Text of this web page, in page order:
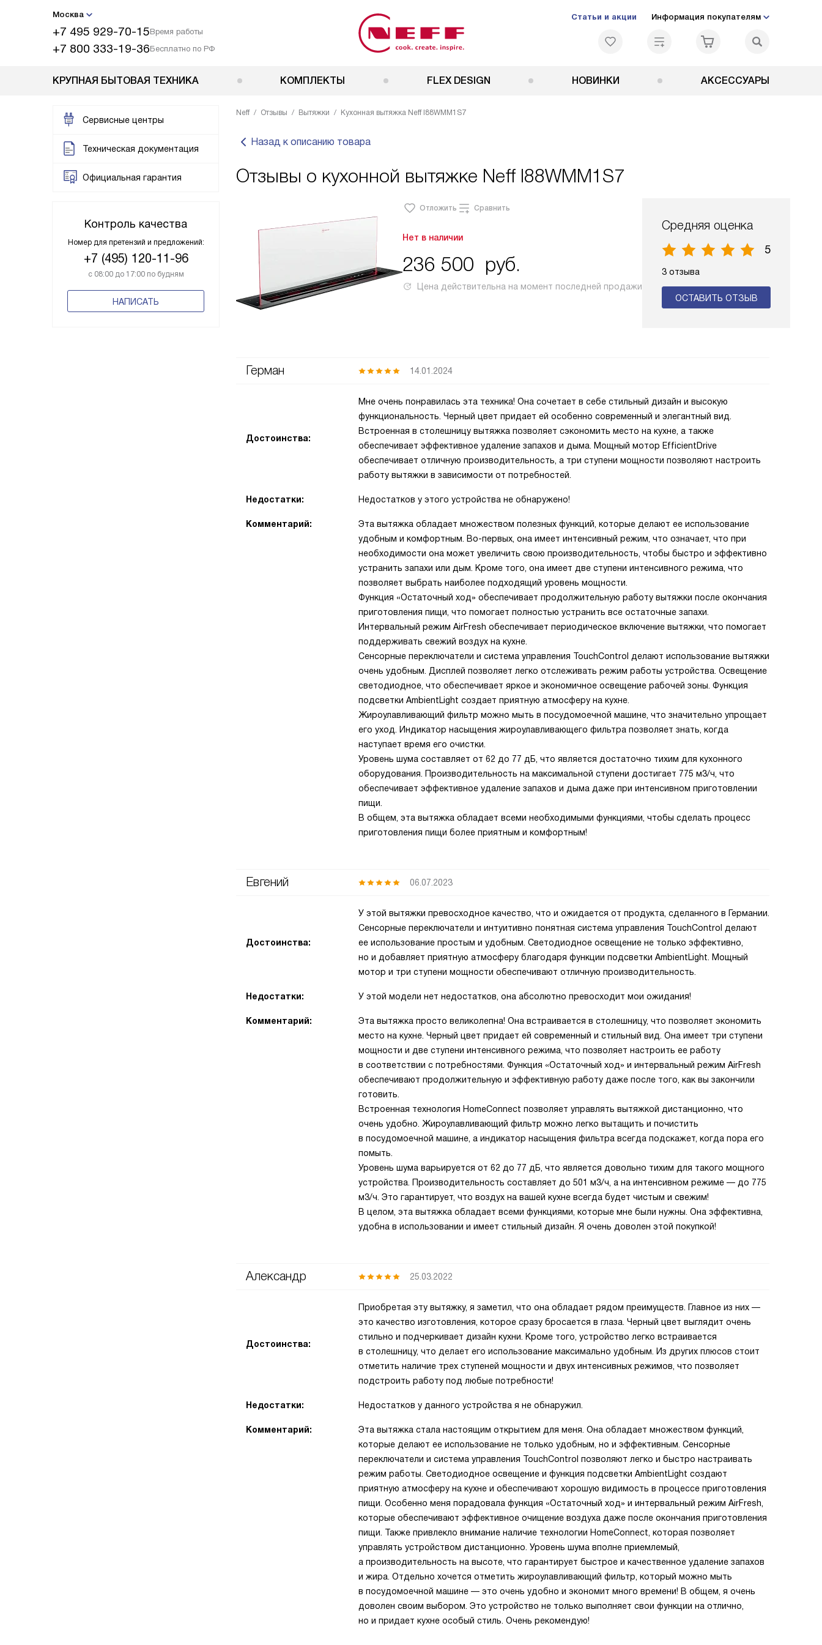
Москва
+7 495 929-70-15Время работы
+7 800 333-19-36Бесплатно по РФ
Статьи и акции Информация покупателям
КРУПНАЯ БЫТОВАЯ ТЕХНИКА КОМПЛЕКТЫ FLEX DESIGN НОВИНКИ АКСЕССУАРЫ
Сервисные центры
Техническая документация
Официальная гарантия
Контроль качества
Номер для претензий и предложений:
+7 (495) 120-11-96
с 08:00 до 17:00 по будням
НАПИСАТЬ
Neff Отзывы Вытяжки Кухонная вытяжка Neff I88WMM1S7
Назад к описанию товара
Отзывы о кухонной вытяжке Neff I88WMM1S7
Отложить Сравнить
Нет в наличии
236 500 руб.
Цена действительна на момент последней продажи
Средняя оценка
5
3 отзыва
ОСТАВИТЬ ОТЗЫВ
Герман 14.01.2024
Достоинства:
Мне очень понравилась эта техника! Она сочетает в себе стильный дизайн и высокую
функциональность. Черный цвет придает ей особенно современный и элегантный вид.
Встроенная в столешницу вытяжка позволяет сэкономить место на кухне, а также
обеспечивает эффективное удаление запахов и дыма. Мощный мотор EfficientDrive
обеспечивает отличную производительность, а три ступени мощности позволяют настроить
работу вытяжки в зависимости от потребностей.
Недостатки: Недостатков у этого устройства не обнаружено!
Комментарий:
Эта вытяжка обладает множеством полезных функций, которые делают ее использование
удобным и комфортным. Во-первых, она имеет интенсивный режим, что означает, что при
необходимости она может увеличить свою производительность, чтобы быстро и эффективно
устранить запахи или дым. Кроме того, она имеет две ступени интенсивного режима, что
позволяет выбрать наиболее подходящий уровень мощности.
Функция «Остаточный ход» обеспечивает продолжительную работу вытяжки после окончания
приготовления пищи, что помогает полностью устранить все остаточные запахи.
Интервальный режим AirFresh обеспечивает периодическое включение вытяжки, что помогает
поддерживать свежий воздух на кухне.
Сенсорные переключатели и система управления TouchControl делают использование вытяжки
очень удобным. Дисплей позволяет легко отслеживать режим работы устройства. Освещение
светодиодное, что обеспечивает яркое и экономичное освещение рабочей зоны. Функция
подсветки AmbientLight создает приятную атмосферу на кухне.
Жироулавливающий фильтр можно мыть в посудомоечной машине, что значительно упрощает
его уход. Индикатор насыщения жироулавливающего фильтра позволяет знать, когда
наступает время его очистки.
Уровень шума составляет от 62 до 77 дБ, что является достаточно тихим для кухонного
оборудования. Производительность на максимальной ступени достигает 775 м3/ч, что
обеспечивает эффективное удаление запахов и дыма даже при интенсивном приготовлении
пищи.
В общем, эта вытяжка обладает всеми необходимыми функциями, чтобы сделать процесс
приготовления пищи более приятным и комфортным!
Евгений 06.07.2023
Достоинства:
У этой вытяжки превосходное качество, что и ожидается от продукта, сделанного в Германии.
Сенсорные переключатели и интуитивно понятная система управления TouchControl делают
ее использование простым и удобным. Светодиодное освещение не только эффективно,
но и добавляет приятную атмосферу благодаря функции подсветки AmbientLight. Мощный
мотор и три ступени мощности обеспечивают отличную производительность.
Недостатки: У этой модели нет недостатков, она абсолютно превосходит мои ожидания!
Комментарий:
Эта вытяжка просто великолепна! Она встраивается в столешницу, что позволяет экономить
место на кухне. Черный цвет придает ей современный и стильный вид. Она имеет три ступени
мощности и две ступени интенсивного режима, что позволяет настроить ее работу
в соответствии с потребностями. Функция «Остаточный ход» и интервальный режим AirFresh
обеспечивают продолжительную и эффективную работу даже после того, как вы закончили
готовить.
Встроенная технология HomeConnect позволяет управлять вытяжкой дистанционно, что
очень удобно. Жироулавливающий фильтр можно легко вытащить и почистить
в посудомоечной машине, а индикатор насыщения фильтра всегда подскажет, когда пора его
помыть.
Уровень шума варьируется от 62 до 77 дБ, что является довольно тихим для такого мощного
устройства. Производительность составляет до 501 м3/ч, а на интенсивном режиме — до 775
м3/ч. Это гарантирует, что воздух на вашей кухне всегда будет чистым и свежим!
В целом, эта вытяжка обладает всеми функциями, которые мне были нужны. Она эффективна,
удобна в использовании и имеет стильный дизайн. Я очень доволен этой покупкой!
Александр 25.03.2022
Достоинства:
Приобретая эту вытяжку, я заметил, что она обладает рядом преимуществ. Главное из них —
это качество изготовления, которое сразу бросается в глаза. Черный цвет выглядит очень
стильно и подчеркивает дизайн кухни. Кроме того, устройство легко встраивается
в столешницу, что делает его использование максимально удобным. Из других плюсов стоит
отметить наличие трех ступеней мощности и двух интенсивных режимов, что позволяет
подстроить работу под любые потребности!
Недостатки: Недостатков у данного устройства я не обнаружил.
Комментарий:
Эта вытяжка стала настоящим открытием для меня. Она обладает множеством функций,
которые делают ее использование не только удобным, но и эффективным. Сенсорные
переключатели и система управления TouchControl позволяют легко и быстро настраивать
режим работы. Светодиодное освещение и функция подсветки AmbientLight создают
приятную атмосферу на кухне и обеспечивают хорошую видимость в процессе приготовления
пищи. Особенно меня порадовала функция «Остаточный ход» и интервальный режим AirFresh,
которые обеспечивают эффективное очищение воздуха даже после окончания приготовления
пищи. Также привлекло внимание наличие технологии HomeConnect, которая позволяет
управлять устройством дистанционно. Уровень шума вполне приемлемый,
а производительность на высоте, что гарантирует быстрое и качественное удаление запахов
и жира. Отдельно хочется отметить жироулавливающий фильтр, который можно мыть
в посудомоечной машине — это очень удобно и экономит много времени! В общем, я очень
доволен своим выбором. Это устройство не только выполняет свои функции на отлично,
но и придает кухне особый стиль. Очень рекомендую!